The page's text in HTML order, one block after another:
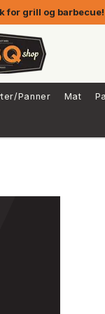
for grill og barbecue!
Panner Mat